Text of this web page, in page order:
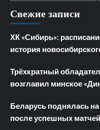
Свежие записи
ХК «Сибирь»:
история
Трёхкратный
возглавил минское
Беларусь поднялась
после успешных